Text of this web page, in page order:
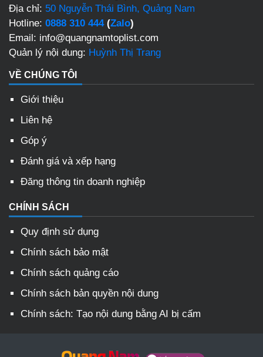
Địa chỉ: 50 Nguyễn Thái Bình, Quảng Nam
Hotline: 0888 310 444(Zalo)
Email: info@quangnamtoplist.com
Quản lý nội dung: Huỳnh Thị Trang
VỀ CHÚNG TÔI
Giới thiệu
Liên hệ
Góp ý
Đánh giá và xếp hạng
Đăng thông tin doanh nghiệp
CHÍNH SÁCH
Quy định sử dụng
Chính sách bảo mật
Chính sách quảng cáo
Chính sách bản quyền nội dung
Chính sách: Tạo nội dung bằng AI bị cấm